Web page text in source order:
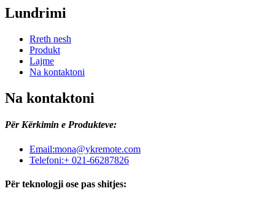
Lundrimi
Rreth nesh
Produkt
Lajme
Na kontaktoni
Na kontaktoni
Për Kërkimin e Produkteve:
Email:mona@ykremote.com
Telefoni:+ 021-66287826
Për teknologji ose pas shitjes: